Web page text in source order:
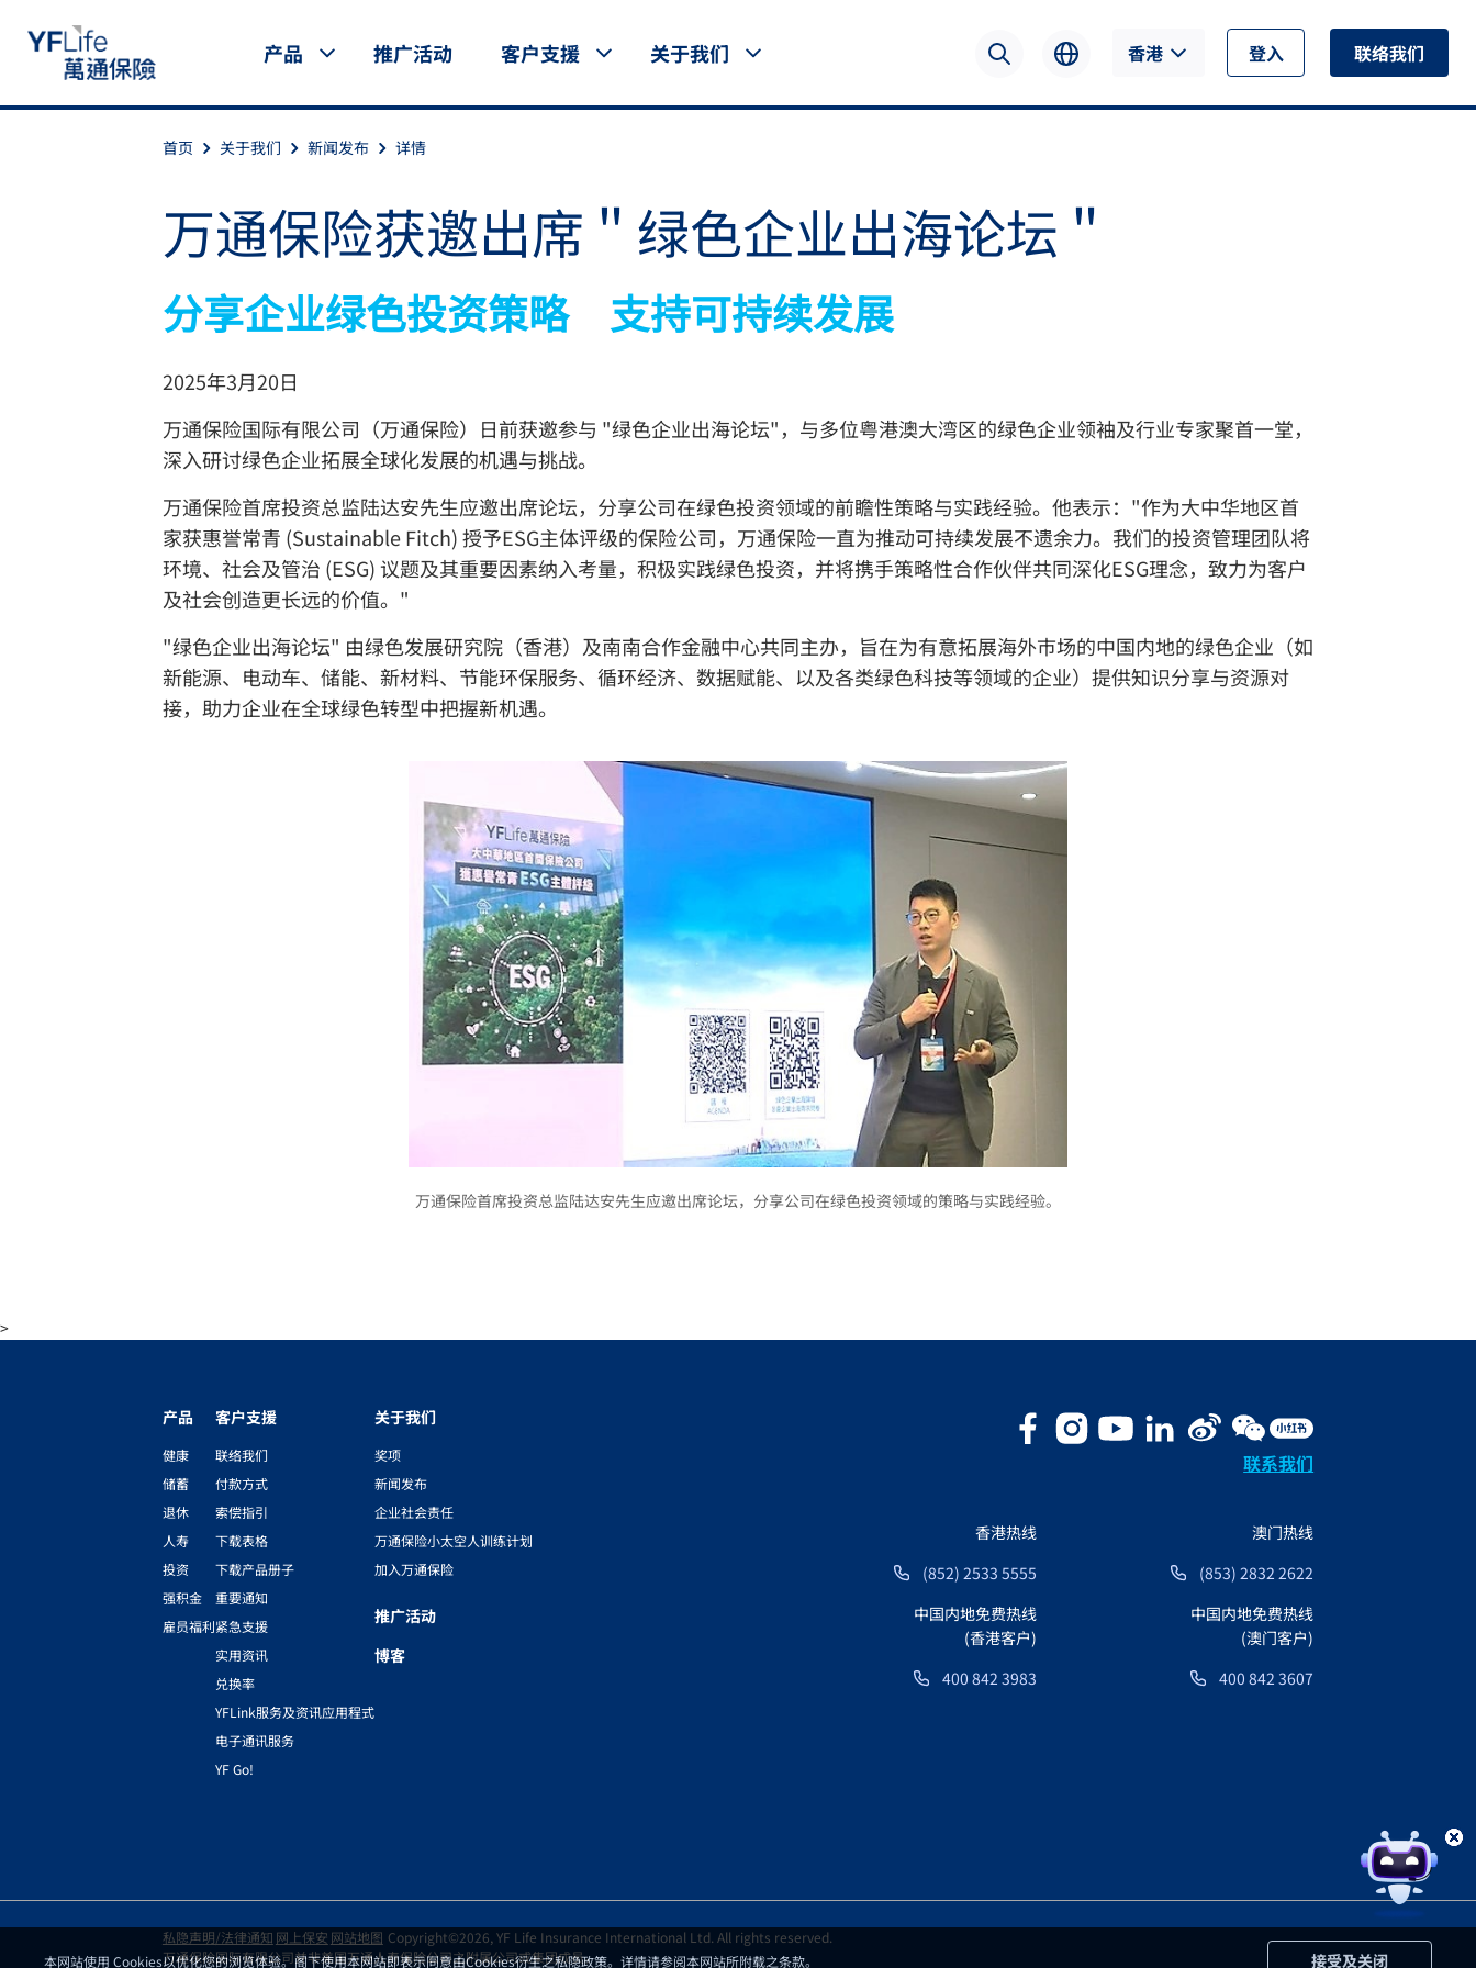
产品 推广活动 客户支援 关于我们 香港 登入 联络我们
首页 关于我们 新闻发布 详情
万通保险获邀出席＂绿色企业出海论坛＂
分享企业绿色投资策略 支持可持续发展
2025年3月20日
万通保险国际有限公司（万通保险）日前获邀参与 "绿色企业出海论坛"，与多位粤港澳大湾区的绿色企业领袖及行业专家聚首一堂，
深入研讨绿色企业拓展全球化发展的机遇与挑战。
万通保险首席投资总监陆达安先生应邀出席论坛，分享公司在绿色投资领域的前瞻性策略与实践经验。他表示："作为大中华地区首
家获惠誉常青 (Sustainable Fitch) 授予ESG主体评级的保险公司，万通保险一直为推动可持续发展不遗余力。我们的投资管理团队将
环境、社会及管治 (ESG) 议题及其重要因素纳入考量，积极实践绿色投资，并将携手策略性合作伙伴共同深化ESG理念，致力为客户
及社会创造更长远的价值。"
"绿色企业出海论坛" 由绿色发展研究院（香港）及南南合作金融中心共同主办，旨在为有意拓展海外巿场的中国内地的绿色企业（如
新能源、电动车、储能、新材料、节能环保服务、循环经济、数据赋能、以及各类绿色科技等领域的企业）提供知识分享与资源对
接，助力企业在全球绿色转型中把握新机遇。
万通保险首席投资总监陆达安先生应邀出席论坛，分享公司在绿色投资领域的策略与实践经验。
>
本网站使用 Cookies以优化您的浏览体验。阁下使用本网站即表示同意由Cookies衍生之私隐政策。详情请参阅本网站所附载之条款。 接受及关闭
产品
健康
储蓄
退休
人寿
投资
强积金
雇员福利
客户支援
联络我们
付款方式
索偿指引
下载表格
下载产品册子
重要通知
紧急支援
实用资讯
兑换率
YFLink服务及资讯应用程式
电子通讯服务
YF Go!
关于我们
奖项
新闻发布
企业社会责任
万通保险小太空人训练计划
加入万通保险
推广活动
博客
联系我们
香港热线
(852) 2533 5555
中国内地免费热线
(香港客户)
400 842 3983
澳门热线
(853) 2832 2622
中国内地免费热线
(澳门客户)
400 842 3607
私隐声明/法律通知 网上保安 网站地图 Copyright©2026, YF Life Insurance International Ltd. All rights reserved.
万通保险国际有限公司并非美国万通人寿保险公司之附属公司或集团成员。